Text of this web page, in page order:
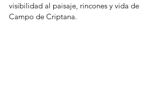
visibilidad al paisaje, rincones y vida de
Campo de Criptana.